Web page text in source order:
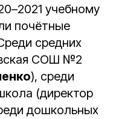
учебному
почётные
средних
СОШ №2
), среди
(директор
дошкольных